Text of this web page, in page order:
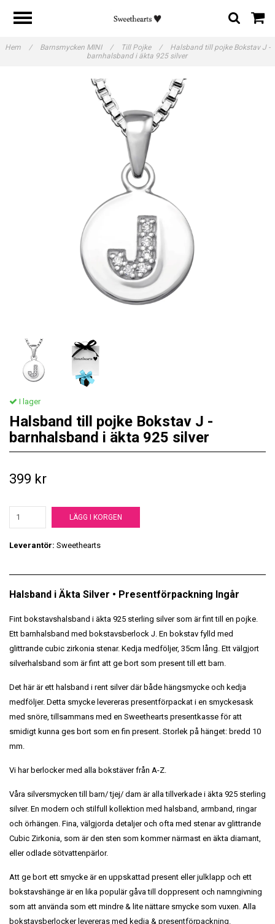
Hem / Barnsmycken MINI / Till Pojke /
Halsband till pojke Bokstav J -
barnhalsband i äkta 925 silver
I lager
Halsband till pojke Bokstav J -
barnhalsband i äkta 925 silver
399 kr
LÄGG I KORGEN
Leverantör: Sweethearts
Halsband i Äkta Silver • Presentförpackning Ingår
Fint bokstavshalsband i äkta 925 sterling silver som är fint till en pojke.
Ett barnhalsband med bokstavsberlock J. En bokstav fylld med
glittrande cubic zirkonia stenar. Kedja medföljer, 35cm lång. Ett välgjort
silverhalsband som är fint att ge bort som present till ett barn.
Det här är ett halsband i rent silver där både hängsmycke och kedja
medföljer. Detta smycke levereras presentförpackat i en smyckesask
med snöre, tillsammans med en Sweethearts presentkasse för att
smidigt kunna ges bort som en fin present. Storlek på hänget: bredd 10
mm.
Vi har berlocker med alla bokstäver från A-Z.
Våra silversmycken till barn/ tjej/ dam är alla tillverkade i äkta 925 sterling
silver. En modern och stilfull kollektion med halsband, armband, ringar
och örhängen. Fina, välgjorda detaljer och ofta med stenar av glittrande
Cubic Zirkonia, som är den sten som kommer närmast en äkta diamant,
eller odlade sötvattenpärlor.
Att ge bort ett smycke är en uppskattad present eller julklapp och ett
bokstavshänge är en lika populär gåva till doppresent och namngivning
som att använda som ett mindre & lite nättare smycke som vuxen. Alla
bokstavsberlocker levereras med kedja & presentförpackning.